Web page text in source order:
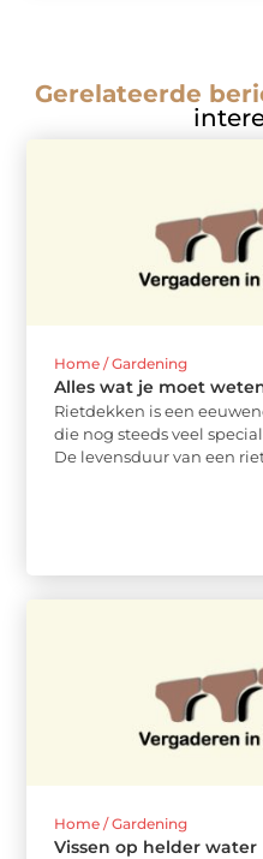
Gerelateerde
Home / Gardening
Alles wat je moet
Rietdekken is een
die nog steeds veel
De levensduur van een
Home / Gardening
Vissen op helder water